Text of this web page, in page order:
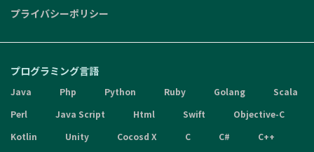
プライバシーポリシー
プログラミング言語
Java Php Python Ruby Golang
Scala
Perl
Java Script Html Swift
Objective-C
Kotlin
Unity Cocosd X C C#
C++